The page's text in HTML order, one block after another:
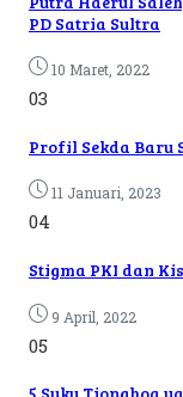
PD Satria Sultra
10 Maret, 2022
03
Profil Sekda Baru
11 Januari, 2023
04
Stigma PKI dan
9 April, 2022
05